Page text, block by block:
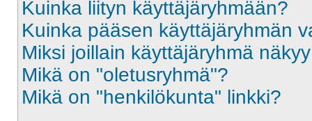
Kuinka liityn käyttäjäryhmään?
Kuinka pääsen käyttäjäryhmän
Miksi joillain käyttäjäryhmä
Mikä on "oletusryhmä"?
Mikä on "henkilökunta" linkki?